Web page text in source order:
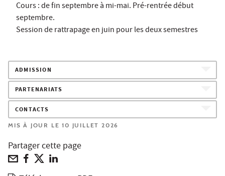
Cours : de fin septembre à mi-mai. Pré-rentrée début
septembre.
Session de rattrapage en juin pour les deux semestres
ADMISSION
PARTENARIATS
CONTACTS
MIS À JOUR LE 10 JUILLET 2026
Partager cette page